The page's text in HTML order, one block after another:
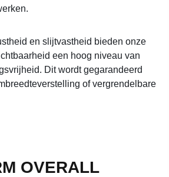
en slijtvastheid bieden onze
een hoog niveau van
Dit wordt gegarandeerd
of vergrendelbare
OVERALL